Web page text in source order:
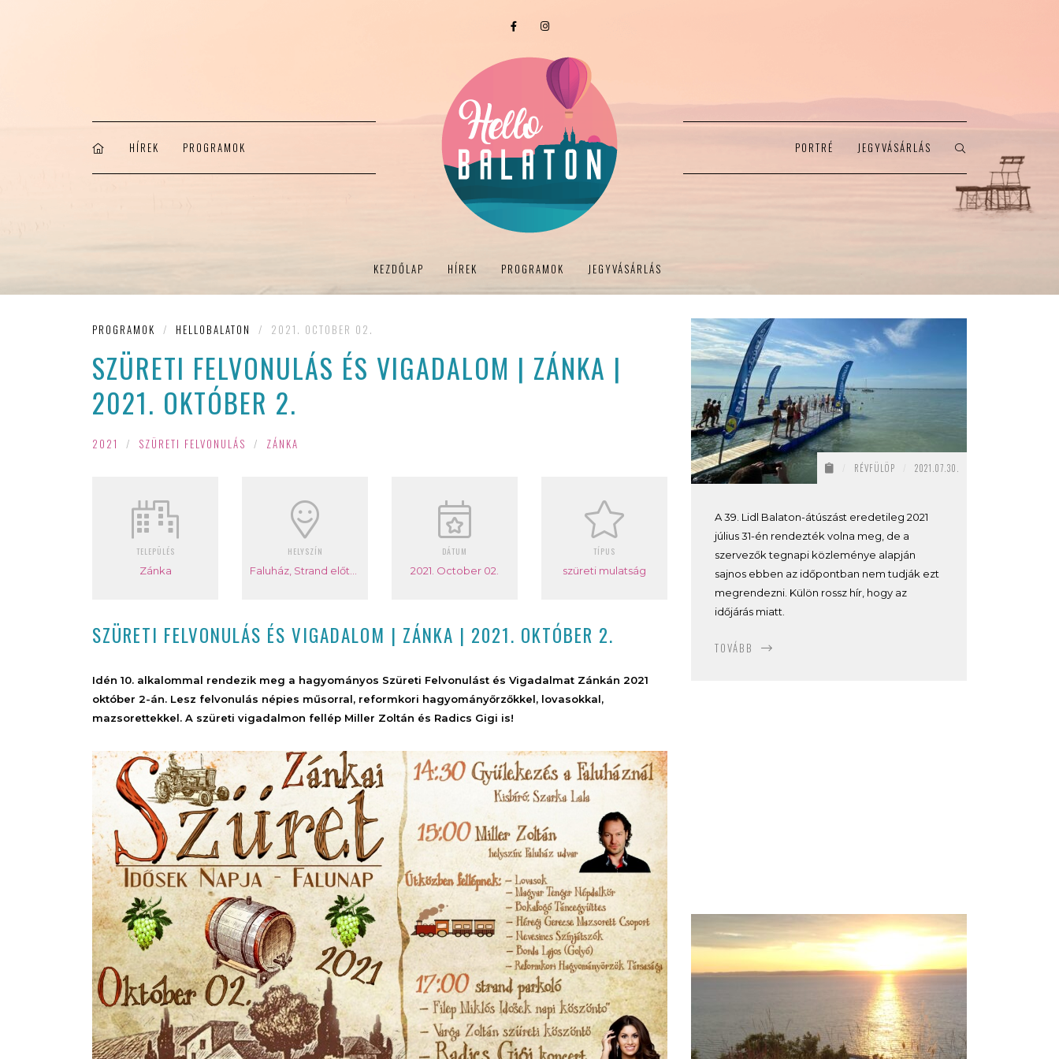
HÍREK PROGRAMOK PORTRÉ JEGYVÁSÁRLÁS
KEZDŐLAP HÍREK PROGRAMOK JEGYVÁSÁRLÁS
PROGRAMOK / HELLOBALATON / 2021. OCTOBER 02.
SZÜRETI FELVONULÁS ÉS VIGADALOM | ZÁNKA |
2021. OKTÓBER 2.
2021 / SZÜRETI FELVONULÁS / ZÁNKA
TELEPÜLÉS
Zánka
HELYSZÍN DÁTUM
2021. October 02.
TÍPUS
szüreti mulatság
SZÜRETI FELVONULÁS ÉS VIGADALOM | ZÁNKA | 2021. OKTÓBER 2.
Idén 10. alkalommal rendezik meg a hagyományos Szüreti Felvonulást és Vigadalmat Zánkán 2021
október 2-án. Lesz felvonulás népies műsorral, reformkori hagyományőrzőkkel, lovasokkal,
mazsorettekkel. A szüreti vigadalmon fellép Miller Zoltán és Radics Gigi is!
RÉVFÜLÖP 2021.07.30.
A 39. Lidl Balaton-átúszást eredetileg 2021
július 31-én rendezték volna meg, de a
szervezők tegnapi közleménye alapján
sajnos ebben az időpontban nem tudják ezt
megrendezni. Külön rossz hír, hogy az
időjárás miatt.
TOVÁBB